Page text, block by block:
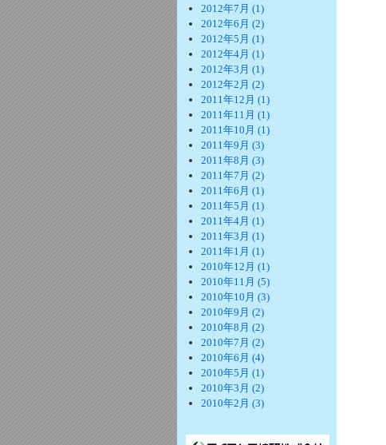
2012年7月 (1)
2012年6月 (2)
2012年5月 (1)
2012年4月 (1)
2012年3月 (1)
2012年2月 (2)
2011年12月 (1)
2011年11月 (1)
2011年10月 (1)
2011年9月 (3)
2011年8月 (3)
2011年7月 (2)
2011年6月 (1)
2011年5月 (1)
2011年4月 (1)
2011年3月 (1)
2011年1月 (1)
2010年12月 (1)
2010年11月 (5)
2010年10月 (3)
2010年9月 (2)
2010年8月 (2)
2010年7月 (2)
2010年6月 (4)
2010年5月 (1)
2010年3月 (2)
2010年2月 (3)